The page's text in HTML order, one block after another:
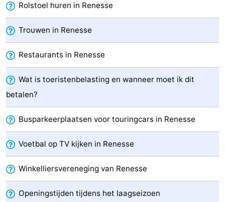
Haamstede
&
doen
Bezienswaardigheden
-
Musea
-
Monumenten
-
Kerken
-
Molens
-
Uitkijkpunten
Attracties
-
Rondvaarten
-
Rolstoel huren in Renesse
Trouwen in Renesse
Restaurants in Renesse
Wat is toeristenbelasting en wanneer moet ik dit
betalen?
Busparkeerplaatsen voor touringcars in Renesse
Voetbal op TV kijken in Renesse
Winkelliersvereneging van Renesse
Openingstijden tijdens het laagseizoen